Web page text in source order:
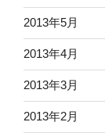
2013年5月
2013年4月
2013年3月
2013年2月